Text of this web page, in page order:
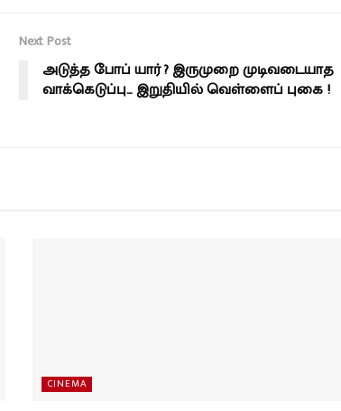
Next Post
அடுத்த போப் யார் ? இருமுறை முடிவடையாத
வாக்கெடுப்பு… இறுதியில் வெள்ளைப் புகை !
CINEMA